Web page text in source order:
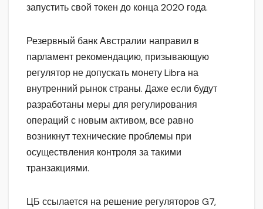
запустить свой токен до конца 2020 года.
Резервный банк Австралии направил в
парламент рекомендацию, призывающую
регулятор не допускать монету Libra на
внутренний рынок страны. Даже если будут
разработаны меры для регулирования
операций с новым активом, все равно
возникнут технические проблемы при
осуществления контроля за такими
транзакциями.
ЦБ ссылается на решение регуляторов G7,